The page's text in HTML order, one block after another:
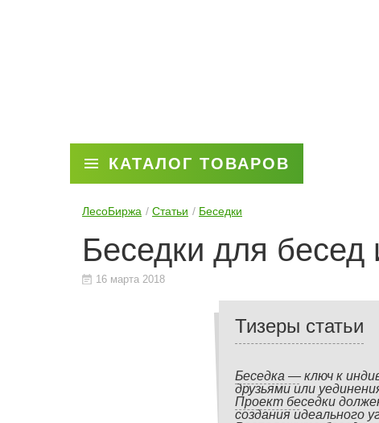
КАТАЛОГ ТОВАРОВ
ЛесоБиржа Статьи Беседки
Беседки для
16 марта 2018
Тизеры статьи
Беседка — ключ к
друзьями или
Проект беседки
создания идеального